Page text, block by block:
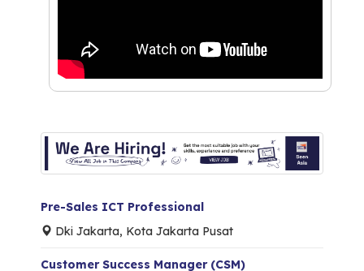
Pre-Sales ICT Professional
Dki Jakarta, Kota Jakarta Pusat
Customer Success Manager (CSM)